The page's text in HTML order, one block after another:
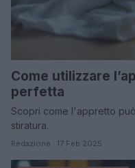
Come utilizzare
perfetta
Scopri come l'appretto
stiratura.
Redazione · 17 Feb 2025